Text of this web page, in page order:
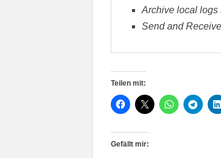
Archive local logs
Send and
Teilen mit:
Gefällt mir: